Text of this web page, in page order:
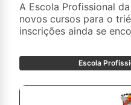
A Escola Profissional
novos cursos para o
inscrições ainda se
https://
e faça a sua inscrição!
Escola